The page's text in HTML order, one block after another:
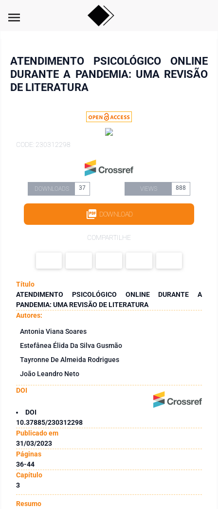
menu
ATENDIMENTO PSICOLÓGICO ONLINE
DURANTE A PANDEMIA: UMA REVISÃO
DE LITERATURA
CODE: 230312298
DOWNLOADS 37 VIEWS 888
DOWNLOAD
COMPARTILHE
Título
ATENDIMENTO PSICOLÓGICO ONLINE DURANTE A
PANDEMIA: UMA REVISÃO DE LITERATURA
Autores:
Antonia Viana Soares
Estefânea Élida Da Silva Gusmão
Tayronne De Almeida Rodrigues
João Leandro Neto
DOI
DOI
10.37885/230312298
Publicado em
31/03/2023
Páginas
36-44
Capítulo
3
Resumo